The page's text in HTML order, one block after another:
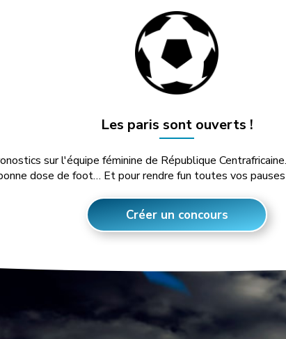
Les paris sont ouverts !
sur l'équipe féminine de République
dose de foot… Et pour rendre fun toutes vos pauses
Créer un concours